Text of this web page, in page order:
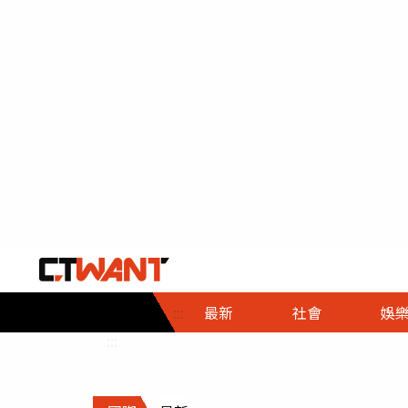
::: 最新 社會
社會首頁
時事
調查
娛樂
娛樂首頁
即時
財經首頁
熱線
政